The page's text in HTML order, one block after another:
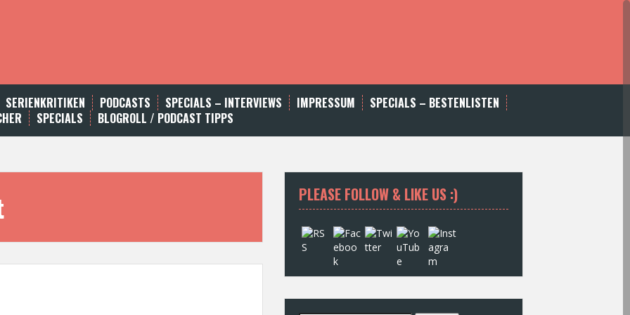
SERIENKRITIKEN PODCASTS SPECIALS – INTERVIEWS IMPRESSUM
SPECIALS – BESTENLISTEN
SPECIALS BLOGROLL / PODCAST TIPPS
PLEASE FOLLOW & LIKE US :)